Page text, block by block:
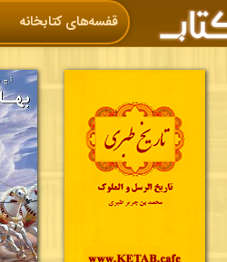
قفسه‌های کتابخانه